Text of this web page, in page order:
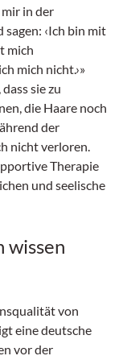
in der
‹Ich bin mit
mich
mich nicht.›»
sie zu
die Haare noch
der
nicht verloren.
Therapie
und seelische
wissen
von
eine deutsche
vor der